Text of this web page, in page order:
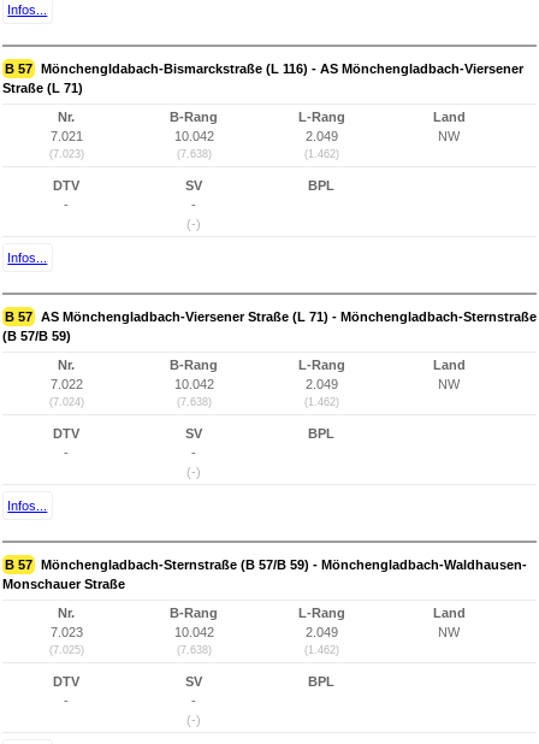
Infos...
B 57 Mönchengldabach-Bismarckstraße (L 116) - AS Mönchengladbach-Viersener
Straße (L 71)
Nr.
7.021
(7.023)
B-Rang
10.042
(7.638)
L-Rang
2.049
(1.462)
Land
NW
DTV
-
SV
-
(-)
BPL
Infos...
B 57 AS Mönchengladbach-Viersener Straße (L 71) - Mönchengladbach-Sternstraße
(B 57/B 59)
Nr.
7.022
(7.024)
B-Rang
10.042
(7.638)
L-Rang
2.049
(1.462)
Land
NW
DTV
-
SV
-
(-)
BPL
Infos...
B 57 Mönchengladbach-Sternstraße (B 57/B 59) - Mönchengladbach-Waldhausen-
Monschauer Straße
Nr.
7.023
(7.025)
B-Rang
10.042
(7.638)
L-Rang
2.049
(1.462)
Land
NW
DTV
-
SV
-
(-)
BPL